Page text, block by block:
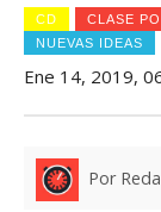
CD CLASE
NUEVAS IDEAS
Ene 14, 2019,
Por